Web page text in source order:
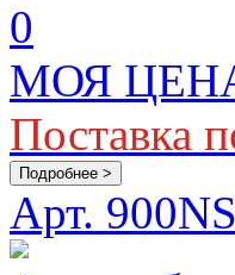
0
МОЯ
Поставка
Подробнее >
Арт.